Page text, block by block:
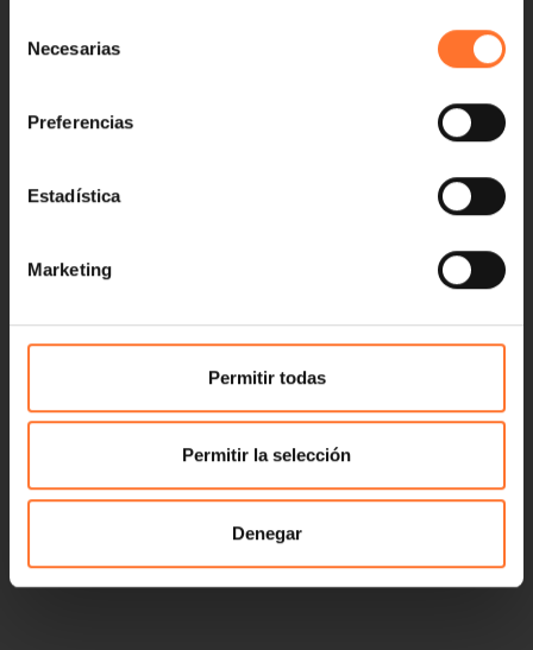
Necesarias
Preferencias
Estadística
Marketing
Permitir todas
Permitir la selección
Denegar